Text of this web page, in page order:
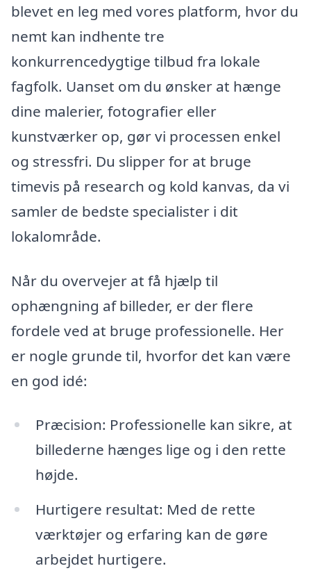
blevet en leg med vores platform, hvor du
nemt kan indhente tre
konkurrencedygtige tilbud fra lokale
fagfolk. Uanset om du ønsker at hænge
dine malerier, fotografier eller
kunstværker op, gør vi processen enkel
og stressfri. Du slipper for at bruge
timevis på research og kold kanvas, da vi
samler de bedste specialister i dit
lokalområde.
Når du overvejer at få hjælp til
ophængning af billeder, er der flere
fordele ved at bruge professionelle. Her
er nogle grunde til, hvorfor det kan være
en god idé:
Præcision: Professionelle kan sikre, at
billederne hænges lige og i den rette
højde.
Hurtigere resultat: Med de rette
værktøjer og erfaring kan de gøre
arbejdet hurtigere.